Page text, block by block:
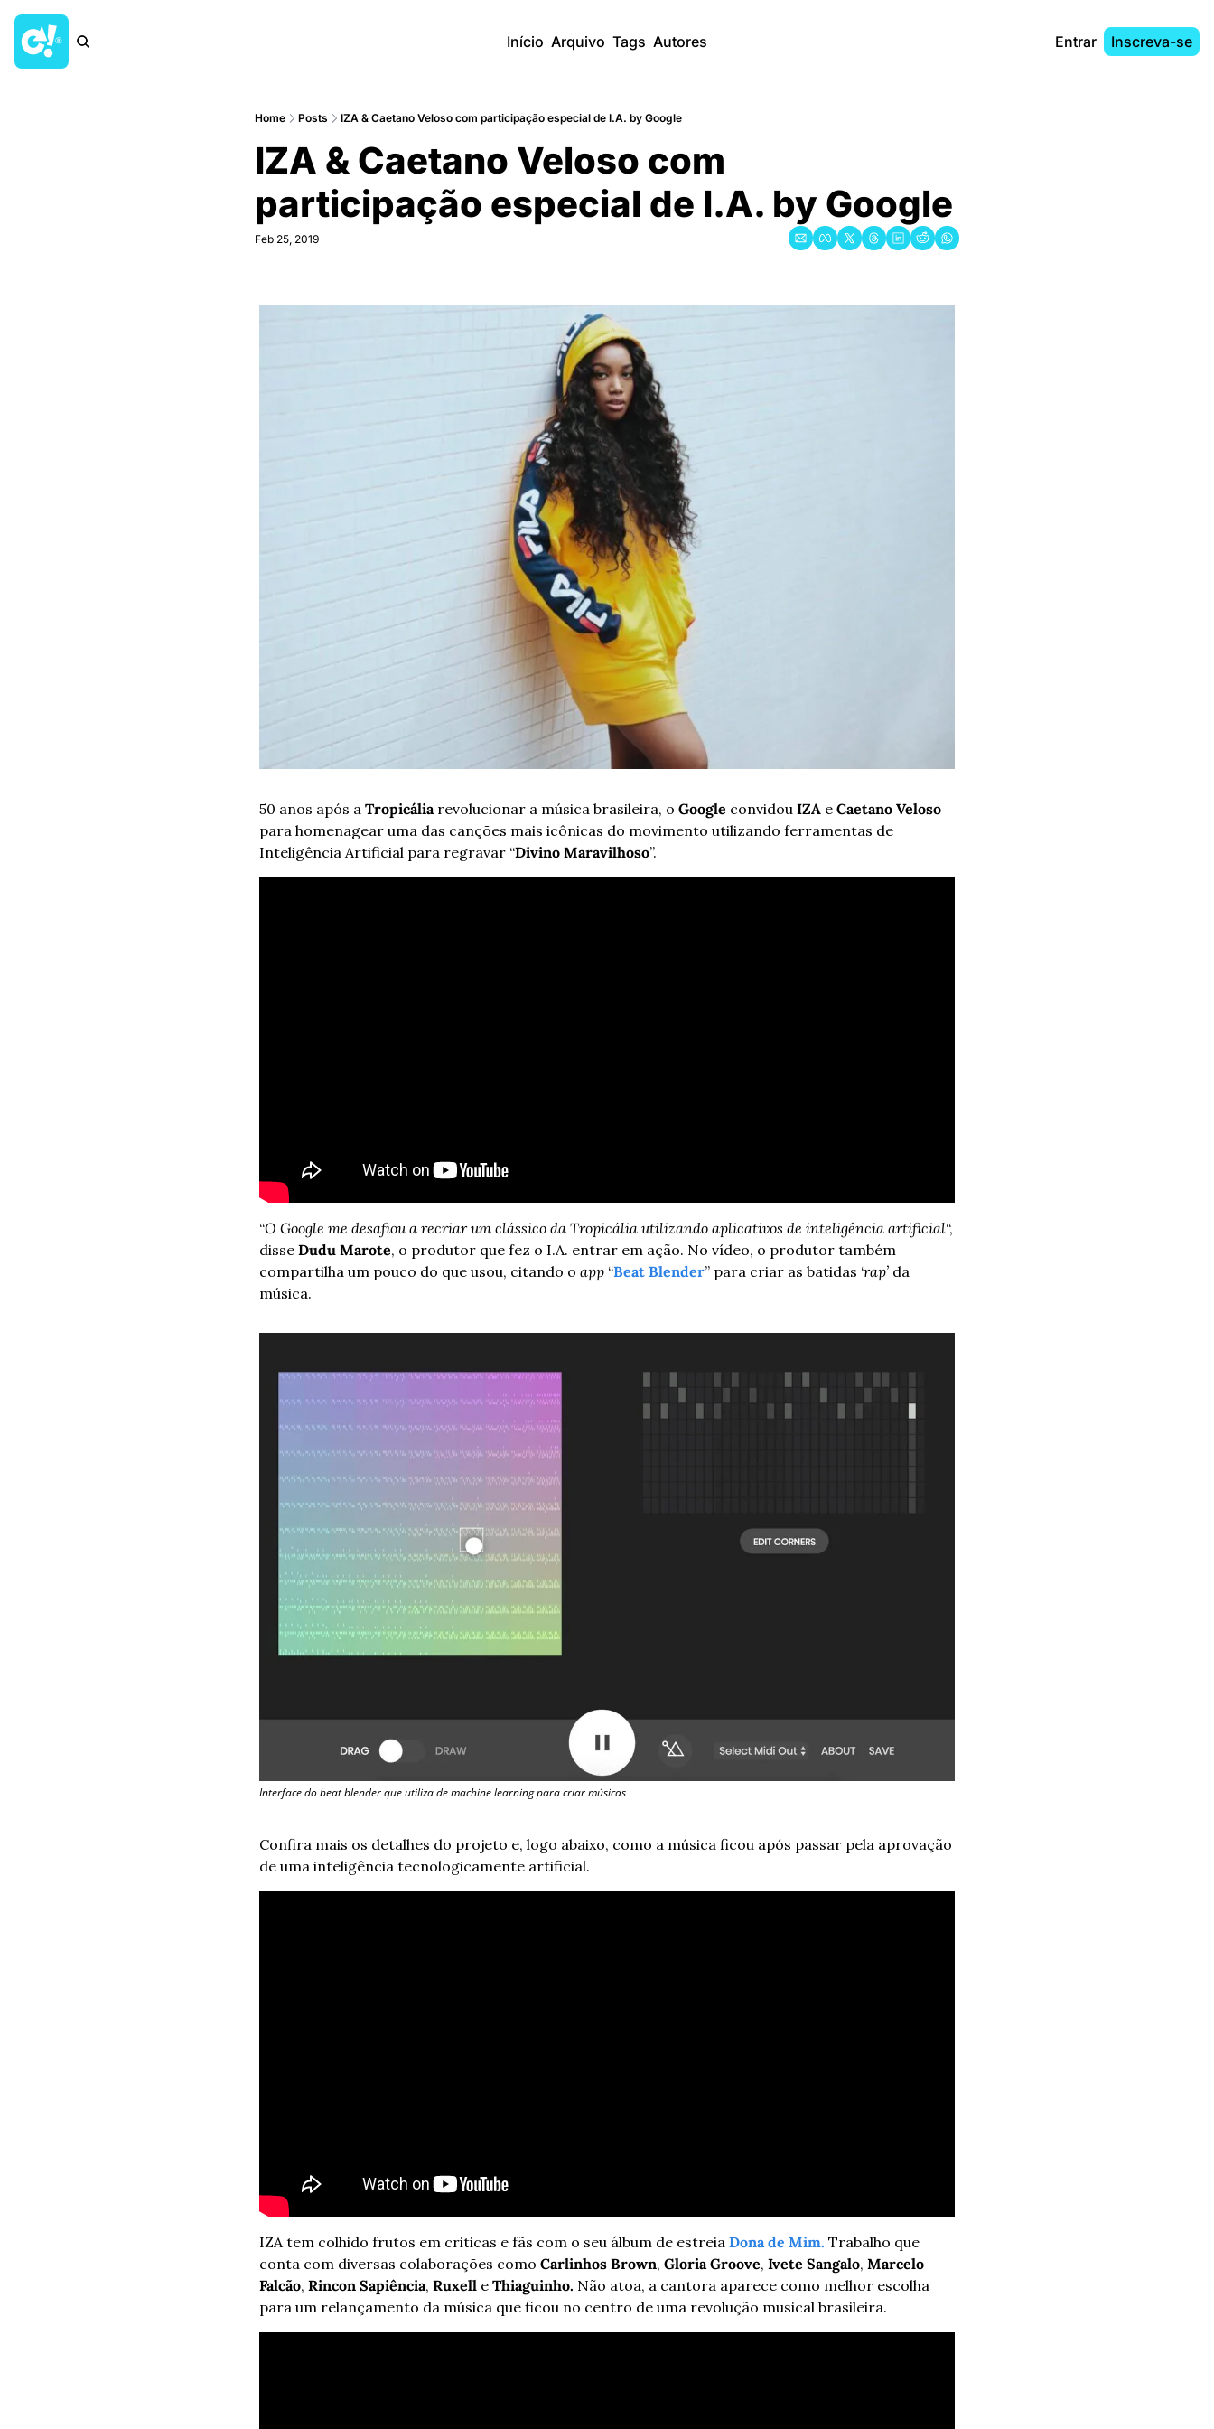
Início Arquivo Tags Autores Entrar Inscreva-se
Home Posts IZA & Caetano Veloso com participação especial de I.A. by Google
IZA & Caetano Veloso com
participação especial de I.A. by Google
Feb 25, 2019
50 anos após a Tropicália revolucionar a música brasileira, o Google convidou IZA e Caetano Veloso
para homenagear uma das canções mais icônicas do movimento utilizando ferramentas de
Inteligência Artificial para regravar “Divino Maravilhoso”.
“O Google me desafiou a recriar um clássico da Tropicália utilizando aplicativos de inteligência artificial“,
disse Dudu Marote, o produtor que fez o I.A. entrar em ação. No vídeo, o produtor também
compartilha um pouco do que usou, citando o app “Beat Blender” para criar as batidas ‘rap’ da
música.
Interface do beat blender que utiliza de machine learning para criar músicas
Confira mais os detalhes do projeto e, logo abaixo, como a música ficou após passar pela aprovação
de uma inteligência tecnologicamente artificial.
IZA tem colhido frutos em criticas e fãs com o seu álbum de estreia Dona de Mim. Trabalho que
conta com diversas colaborações como Carlinhos Brown, Gloria Groove, Ivete Sangalo, Marcelo
Falcão, Rincon Sapiência, Ruxell e Thiaguinho. Não atoa, a cantora aparece como melhor escolha
para um relançamento da música que ficou no centro de uma revolução musical brasileira.